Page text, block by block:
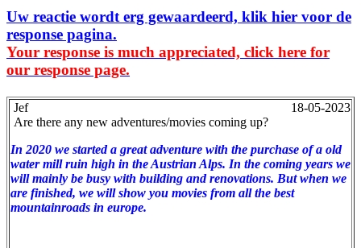
Uw reactie wordt erg gewaardeerd, klik hier voor de
response pagina.
Your response is much appreciated, click here for
our response page.
Jef
18-05-2023
Are there any new adventures/movies coming up?
In 2020 we started a great adventure with the purchase of a old
water mill ruin high in the Austrian Alps. In the coming years we
will mainly be busy with building and renovations. But when we
are finished, we will show you movies from all the best
mountainroads in europe.